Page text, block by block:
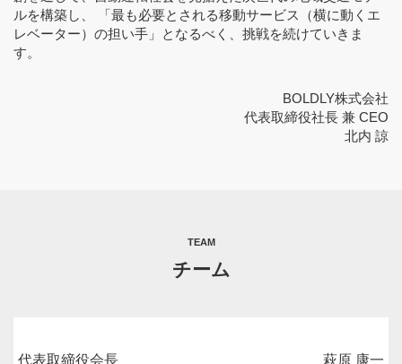
ルを構築し、 「最も必要とされる移動サービス（横に動くエ
レベーター）の担い手」となるべく、挑戦を続けていきま
す。
BOLDLY株式会社
代表取締役社長 兼 CEO
北内 諒
TEAM
チーム
代表取締役会長 萩原 康一